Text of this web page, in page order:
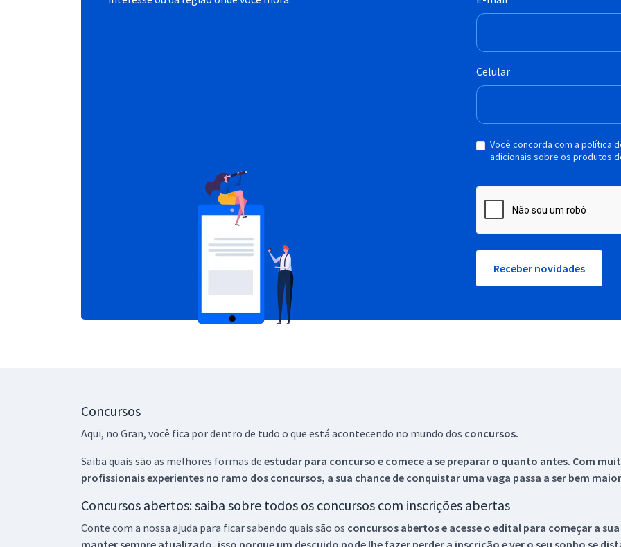
Celular
Você concorda com a política
adicionais sobre os produtos
Receber novidades
Concursos
Aqui, no Gran, você fica por dentro de tudo o que está acontecendo no mundo dos concursos.
Saiba quais são as melhores formas de estudar para concurso e comece a se preparar o quanto antes. Com
profissionais experientes no ramo dos concursos, a sua chance de conquistar uma vaga passa a ser bem
Concursos abertos: saiba sobre todos os concursos com inscrições abertas
Conte com a nossa ajuda para ficar sabendo quais são os concursos abertos e acesse o edital para começar a